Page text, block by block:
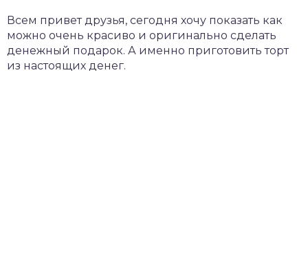
Всем привет друзья, сегодня хочу показать как
можно очень красиво и оригинально сделать
денежный подарок. А именно приготовить торт
из настоящих денег.